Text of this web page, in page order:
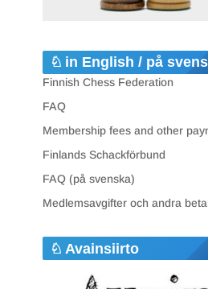
in English / på
Finnish Chess Federation
FAQ
Membership fees and other
Finlands Schackförbund
FAQ (på svenska)
Medlemsavgifter och andra
Avainsiirto